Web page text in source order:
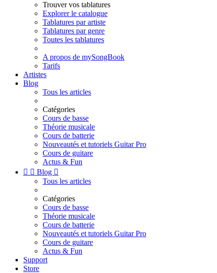
Trouver vos tablatures
Explorer le catalogue
Tablatures par artiste
Tablatures par genre
Toutes les tablatures
A propos de mySongBook
Tarifs
Artistes
Blog
Tous les articles
Catégories
Cours de basse
Théorie musicale
Cours de batterie
Nouveautés et tutoriels Guitar Pro
Cours de guitare
Actus & Fun
  Blog 
Tous les articles
Catégories
Cours de basse
Théorie musicale
Cours de batterie
Nouveautés et tutoriels Guitar Pro
Cours de guitare
Actus & Fun
Support
Store